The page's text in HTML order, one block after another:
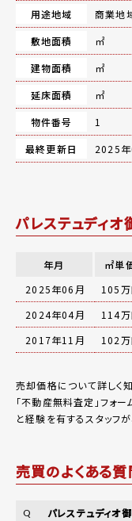
用途地域
商業地
敷地面積
㎡
建物面積
㎡
延床面積
㎡
物件番号
1
最終更新日
2025
パレステュディ
年月 ㎡単
2025年06月
105
2024年04月
114
2017年11月
102
売却価格について詳しく
「不動産無料査定 」フォ
と経験を有するスタッフ
売買のよくある質
Q
パレステュディオ